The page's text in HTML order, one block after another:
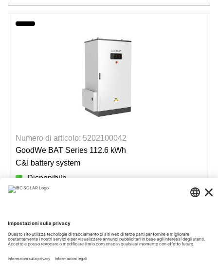
Numero di articolo: 5202100042
GoodWe BAT Series 112.6 kWh
C&I battery system
Disponibile